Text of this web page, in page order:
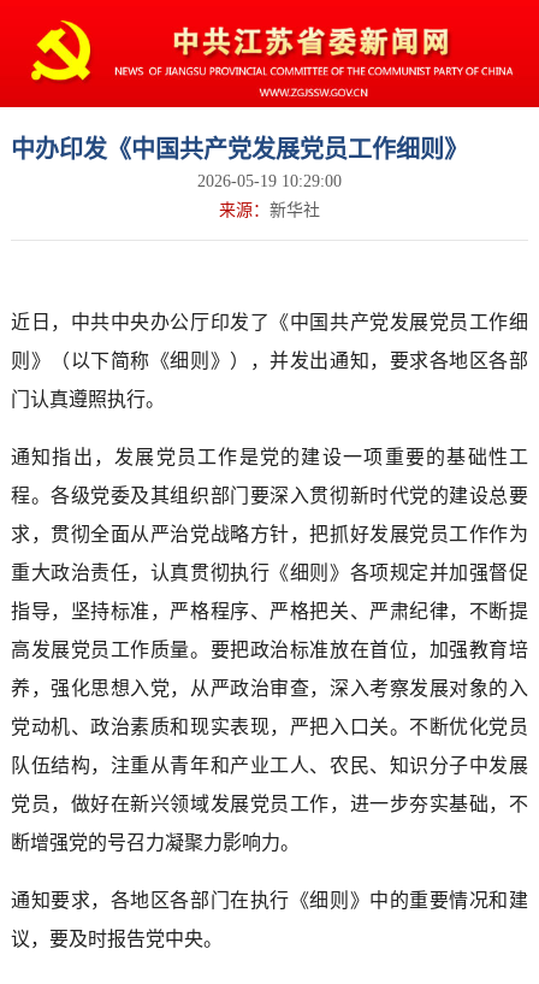
中办印发《中国共产党发展党员工作细则》
2026-05-19 10:29:00
来源： 新华社
近日，中共中央办公厅印发了《中国共产党发展党员工作细
则》（以下简称《细则》），并发出通知，要求各地区各部
门认真遵照执行。
通知指出，发展党员工作是党的建设一项重要的基础性工
程。各级党委及其组织部门要深入贯彻新时代党的建设总要
求，贯彻全面从严治党战略方针，把抓好发展党员工作作为
重大政治责任，认真贯彻执行《细则》各项规定并加强督促
指导，坚持标准，严格程序、严格把关、严肃纪律，不断提
高发展党员工作质量。要把政治标准放在首位，加强教育培
养，强化思想入党，从严政治审查，深入考察发展对象的入
党动机、政治素质和现实表现，严把入口关。不断优化党员
队伍结构，注重从青年和产业工人、农民、知识分子中发展
党员，做好在新兴领域发展党员工作，进一步夯实基础，不
断增强党的号召力凝聚力影响力。
通知要求，各地区各部门在执行《细则》中的重要情况和建
议，要及时报告党中央。